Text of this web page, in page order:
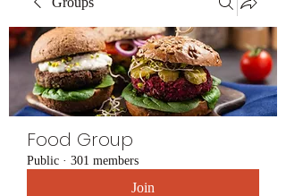
Food Group
Public · 301 members
Join